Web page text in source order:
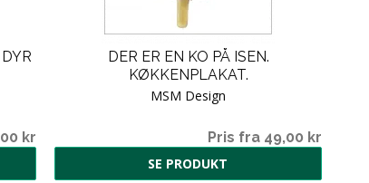
kr
DER ER EN KO PÅ ISEN.
KØKKENPLAKAT.
MSM Design
Pris fra 49,00 kr
SE PRODUKT